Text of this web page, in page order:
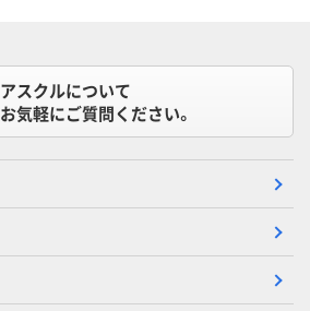
アスクルについて
お気軽にご質問ください。